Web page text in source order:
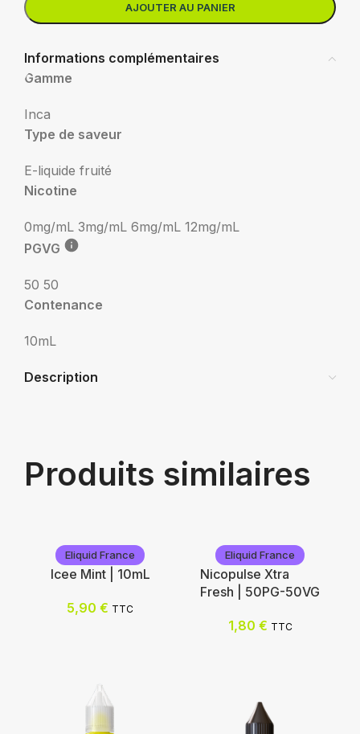
AJOUTER AU PANIER
Informations complémentaires
Gamme
Inca
Type de saveur
E-liquide fruité
Nicotine
0mg/mL 3mg/mL 6mg/mL 12mg/mL
PGVG
50 50
Contenance
10mL
Description
Produits similaires
Eliquid France
Icee Mint | 10mL
5,90 € TTC
Eliquid France
Nicopulse Xtra
Fresh | 50PG-50VG
1,80 € TTC